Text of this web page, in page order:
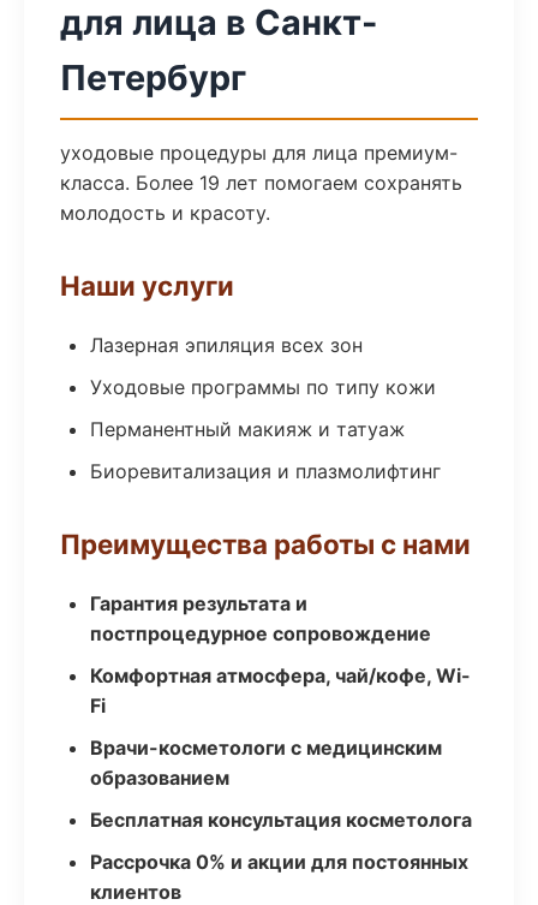
для лица в Санкт-
Петербург
уходовые процедуры для лица премиум-
класса. Более 19 лет помогаем сохранять
молодость и красоту.
Наши услуги
Лазерная эпиляция всех зон
Уходовые программы по типу кожи
Перманентный макияж и татуаж
Биоревитализация и плазмолифтинг
Преимущества работы с нами
Гарантия результата и
постпроцедурное сопровождение
Комфортная атмосфера, чай/кофе, Wi-
Fi
Врачи-косметологи с медицинским
образованием
Бесплатная консультация косметолога
Рассрочка 0% и акции для постоянных
клиентов